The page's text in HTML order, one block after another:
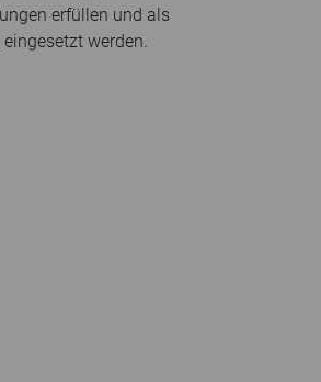
erfüllen und als
eingesetzt werden.